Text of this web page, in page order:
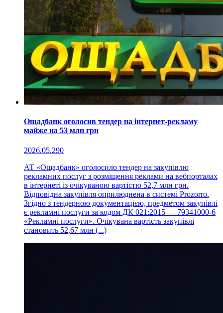
Ощадбанк оголосив тендер на інтернет-рекламу
майже на 53 млн грн
2026.05.290
АТ «Ощадбанк» оголосило тендер на закупівлю
рекламних послуг з розміщення реклами на вебпорталах
в інтернеті із очікуваною вартістю 52,7 млн грн.
Відповідна закупівля оприлюднена в системі Prozorro.
Згідно з тендерною документацією, предметом закупівлі
є рекламні послуги за кодом ДК 021:2015 — 79341000-6
«Рекламні послуги». Очікувана вартість закупівлі
становить 52,67 млн (...)